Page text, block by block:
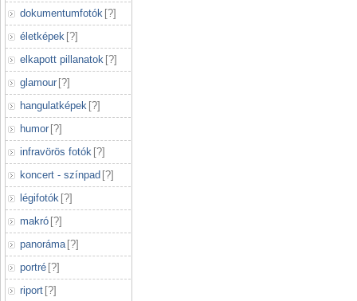
dokumentumfotók [?]
életképek [?]
elkapott pillanatok [?]
glamour [?]
hangulatképek [?]
humor [?]
infravörös fotók [?]
koncert - színpad [?]
légifotók [?]
makró [?]
panoráma [?]
portré [?]
riport [?]